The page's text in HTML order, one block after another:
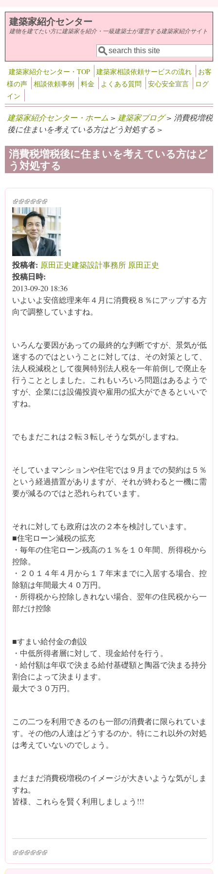
メインコンテンツに移動
建築家紹介センター
建物を建てたい方に建築家を紹介・一級建築士が運営する建築家紹介サイト
検索フォーム
検索
建築家紹介センター・TOP 建築家相談依頼サービスの流れ
お客
様の声
相談依頼事例 料金 よくある質問 安心安全宣言
ログ
イン
建築家紹介センター・ホーム > 建築家ブログ> 消費税増税
後に住まいを考えている方はどう対処する >
消費税増税後に住まいを考えている方はど
う対処する
(link is external)
(link is external)
(link is external)
(link is external)
(link is external)
(link is external)
投稿者: 原田正史建築設計事務所 原田正史
投稿日時:
2013-09-20 18:36
いよいよ安倍総理来年４月に消費税８％にアップする方
向で調整していますね。
いろんな要因があっての最終的な判断ですが、景気が低
迷するのではということに対しては、その対策として、
法人税減税として復興特別法人税を一年前倒しで廃止を
行うこととしました。これもいろいろ問題はあるようで
すが、企業には設備投資や雇用の拡大ができるといいで
すね。
でもまだこれは２転３転しそうな気がしますね。
そしていまマンションや住宅では９月までの契約は５％
という経過措置がありますが、それが終わると一機に需
要が減るのではと恐れられています。
それに対しても政府は次の２本を検討しています。
■住宅ローン減税の拡充
・毎年の住宅ローン残高の１％を１０年間、所得税から
控除。
・２０１４年４月から１７年末までに入居する場合、控
除額は年間最大４０万円。
・所得税から控除しきれない場合、翌年の住民税から一
部だけ控除
■すまい給付金の創設
・中低所得者層に対して、現金給付を行う。
・給付額は年収で決まる給付基礎額と陶器で決まる持分
割合によって決まります。
最大で３０万円。
この二つを利用できるのも一部の消費者に限られていま
す。その他の人達はどうするのか。特にこれ以外の対処
は考えていないのでしょう。
まだまだ消費税増税のイメージが大きいような気がしま
すね。
皆様、これらを賢く利用しましょう!!!
(link is external)
(link is external)
(link is external)
(link is external)
(link is external)
(link is external)